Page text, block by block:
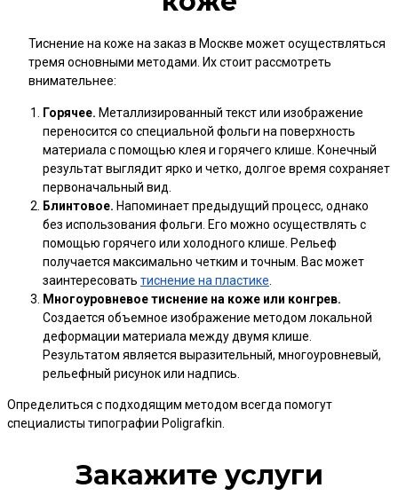
Тиснение на коже на заказ в Москве может осуществляться
тремя основными методами. Их стоит рассмотреть
внимательнее:
Горячее. Металлизированный текст или изображение
переносится со специальной фольги на поверхность
материала с помощью клея и горячего клише. Конечный
результат выглядит ярко и четко, долгое время сохраняет
первоначальный вид.
Блинтовое. Напоминает предыдущий процесс, однако
без использования фольги. Его можно осуществлять с
помощью горячего или холодного клише. Рельеф
получается максимально четким и точным. Вас может
заинтересовать тиснение на пластике.
Многоуровневое тиснение на коже или конгрев.
Создается объемное изображение методом локальной
деформации материала между двумя клише.
Результатом является выразительный, многоуровневый,
рельефный рисунок или надпись.
Определиться с подходящим методом всегда помогут
специалисты типографии Poligrafkin.
Закажите услуги